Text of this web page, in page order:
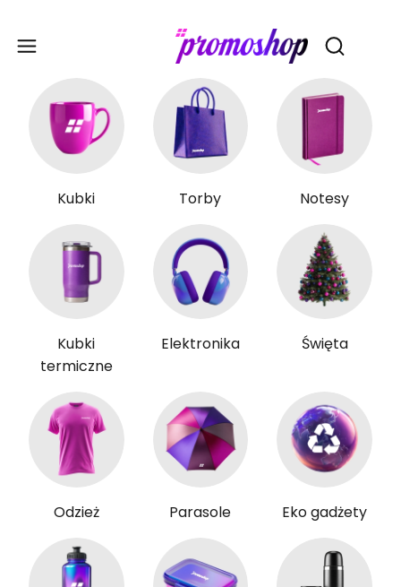
Otwórz
Kubki Torby Notesy
Kubki
termiczne
Elektronika Święta
Odzież Parasole Eko gadżety